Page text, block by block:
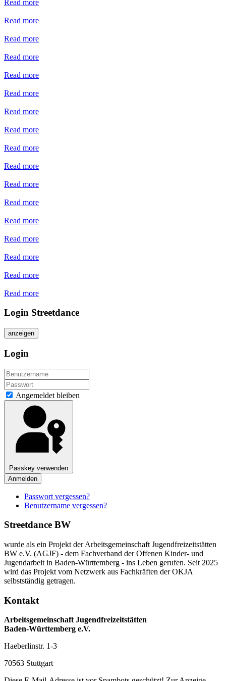
Read more
Read more
Read more
Read more
Read more
Read more
Read more
Read more
Read more
Read more
Read more
Read more
Read more
Read more
Read more
Read more
Read more
Login Streetdance
anzeigen
Login
Angemeldet bleiben
Passkey verwenden
Anmelden
Passwort vergessen?
Benutzername vergessen?
Streetdance BW
wurde als ein Projekt der Arbeitsgemeinschaft Jugendfreizeitstätten
BW e.V. (AGJF) - dem Fachverband der Offenen Kinder- und
Jugendarbeit in Baden-Württemberg - ins Leben gerufen. Seit 2025
wird das Projekt vom Netzwerk aus Fachkräften der OKJA
selbstständig getragen.
Kontakt
Arbeitsgemeinschaft Jugendfreizeitstätten
Baden-Württemberg e.V.
Haeberlinstr. 1-3
70563 Stuttgart